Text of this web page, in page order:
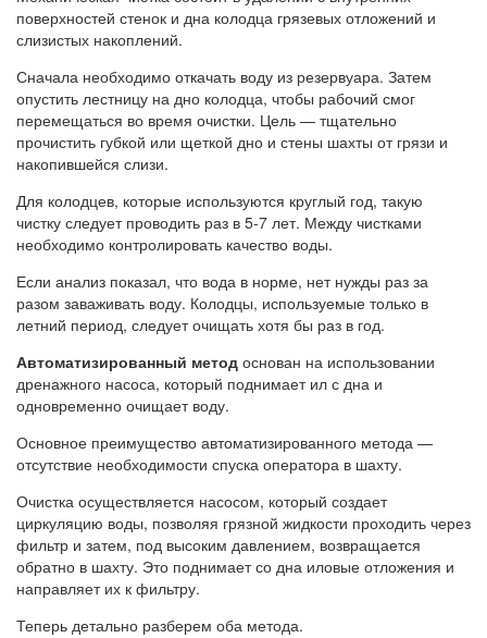
поверхностей стенок и дна колодца грязевых отложений и
слизистых накоплений.
Сначала необходимо откачать воду из резервуара. Затем
опустить лестницу на дно колодца, чтобы рабочий смог
перемещаться во время очистки. Цель — тщательно
прочистить губкой или щеткой дно и стены шахты от грязи и
накопившейся слизи.
Для колодцев, которые используются круглый год, такую
чистку следует проводить раз в 5-7 лет. Между чистками
необходимо контролировать качество воды.
Если анализ показал, что вода в норме, нет нужды раз за
разом заваживать воду. Колодцы, используемые только в
летний период, следует очищать хотя бы раз в год.
Автоматизированный метод основан на использовании
дренажного насоса, который поднимает ил с дна и
одновременно очищает воду.
Основное преимущество автоматизированного метода —
отсутствие необходимости спуска оператора в шахту.
Очистка осуществляется насосом, который создает
циркуляцию воды, позволяя грязной жидкости проходить через
фильтр и затем, под высоким давлением, возвращается
обратно в шахту. Это поднимает со дна иловые отложения и
направляет их к фильтру.
Теперь детально разберем оба метода.